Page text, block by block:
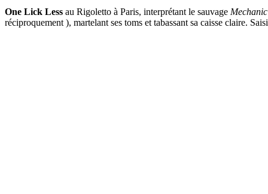
One Lick Less au Rigoletto à Paris, interprétant le sauvage
réciproquement ), martelant ses toms et tabassant sa caisse claire.